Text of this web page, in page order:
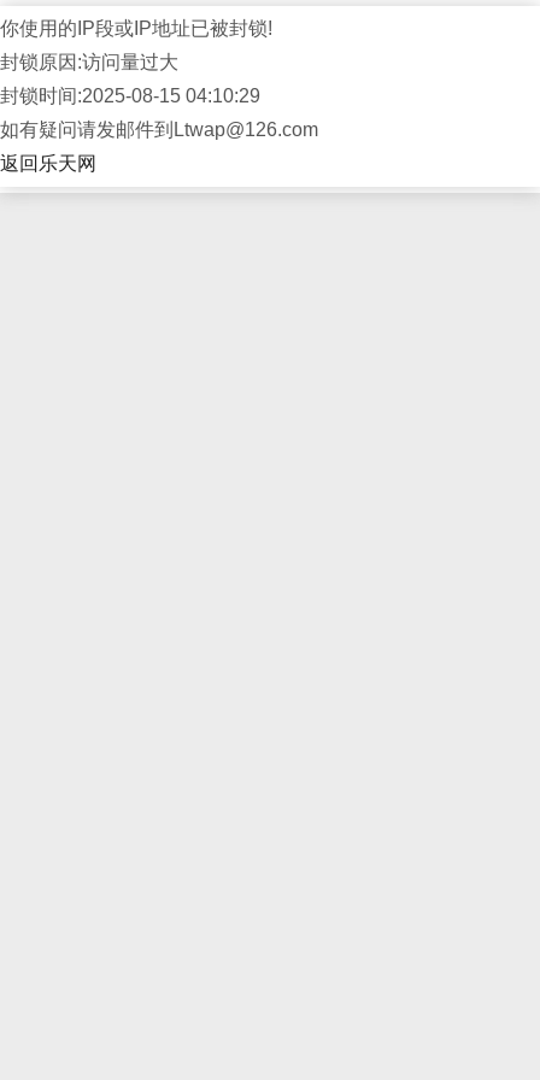
你使用的IP段或IP地址已被封锁!
封锁原因:访问量过大
封锁时间:2025-08-15 04:10:29
如有疑问请发邮件到Ltwap@126.com
返回乐天网